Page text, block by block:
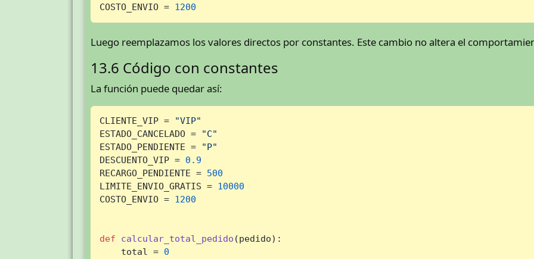
COSTO_ENVIO = 1200
Luego reemplazamos los valores directos por constantes. Este cambio no altera el
13.6 Código con constantes
La función puede quedar así:
CLIENTE_VIP =
"VIP"
ESTADO_CANCELADO =
"C"
ESTADO_PENDIENTE =
"P"
DESCUENTO_VIP = 0.9
RECARGO_PENDIENTE = 500
LIMITE_ENVIO_GRATIS = 10000
COSTO_ENVIO = 1200
def calcular_total_pedido (pedido):
    total =
0